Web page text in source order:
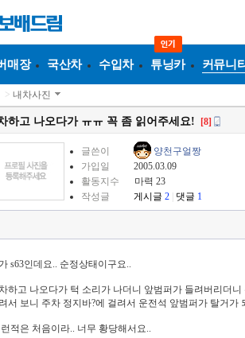
매장 국산차 수입차 튜닝카 커뮤니
> 내차사진
하고 나오다가 ㅠㅠ 꼭 좀 읽어주세요! [8]
글쓴이
양천구얼짱
가입일
2005.03.09
활동지수
마력 23
작성글
게시글 2 댓글 1
s63인데요.. 순정상태이구요..
하고 나오다가 턱 소리가 나더니 앞범퍼가 들려버리더
서 보니 주차 정지바?에 걸려서 운전석 앞범퍼가 탈거
적은 처음이라.. 너무 황당해서요..